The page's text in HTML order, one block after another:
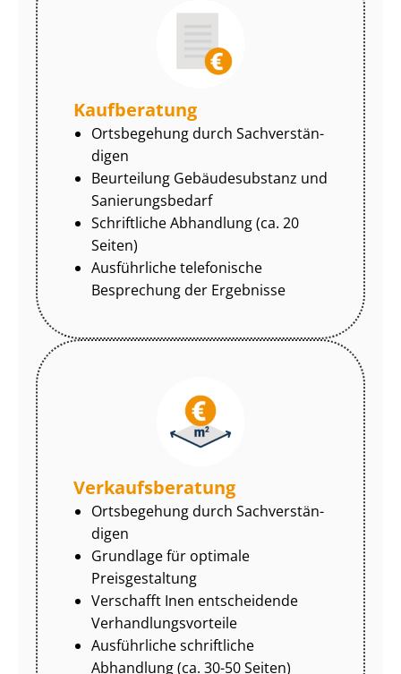
Kaufberatung
Ortsbegehung durch Sach­ver­stän­
di­gen
Beurteilung Gebäudesubstanz und
Sa­nie­rungs­be­darf
Schriftliche Abhandlung (ca. 20
Seiten)
Ausführliche telefonische
Besprechung der Ergebnisse
Ver­kaufs­be­ra­tung
Ortsbegehung durch Sach­ver­stän­
di­gen
Grundlage für optimale
Preisgestaltung
Verschafft Inen entscheidende
Ver­hand­lungs­vor­tei­le
Ausführliche schriftliche
Abhandlung (ca. 30-50 Seiten)